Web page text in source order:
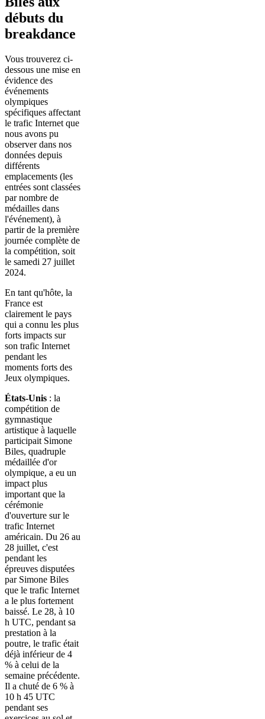
débuts du
breakdance
Vous trouverez ci-
dessous une mise en
évidence des
événements
olympiques
spécifiques affectant
le trafic Internet que
nous avons pu
observer dans nos
données depuis
différents
emplacements (les
entrées sont classées
par nombre de
médailles dans
l'événement), à
partir de la première
journée complète de
la compétition, soit
le samedi 27 juillet
2024.
En tant qu'hôte, la
France est
clairement le pays
qui a connu les plus
forts impacts sur
son trafic Internet
pendant les
moments forts des
Jeux olympiques.
États-Unis : la
compétition de
gymnastique
artistique à laquelle
participait Simone
Biles, quadruple
médaillée d'or
olympique, a eu un
impact plus
important que la
cérémonie
d'ouverture sur le
trafic Internet
américain. Du 26 au
28 juillet, c'est
pendant les
épreuves disputées
par Simone Biles
que le trafic Internet
a le plus fortement
baissé. Le 28, à 10
h UTC, pendant sa
prestation à la
poutre, le trafic était
déjà inférieur de 4
% à celui de la
semaine précédente.
Il a chuté de 6 % à
10 h 45 UTC
pendant ses